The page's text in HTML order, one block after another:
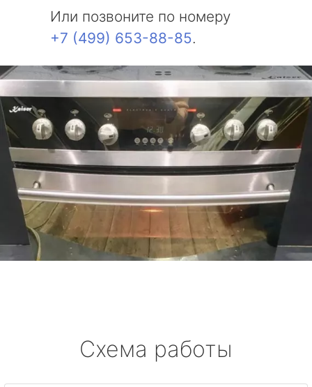
Или позвоните по номеру
+7 (499) 653-88-85.
Схема работы